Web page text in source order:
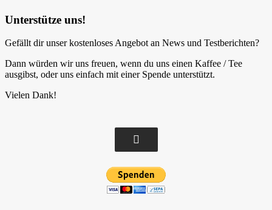
Unterstütze uns!
Gefällt dir unser kostenloses Angebot an News und Testberichten?
Dann würden wir uns freuen, wenn du uns einen Kaffee / Tee
ausgibst, oder uns einfach mit einer Spende unterstützt.
Vielen Dank!